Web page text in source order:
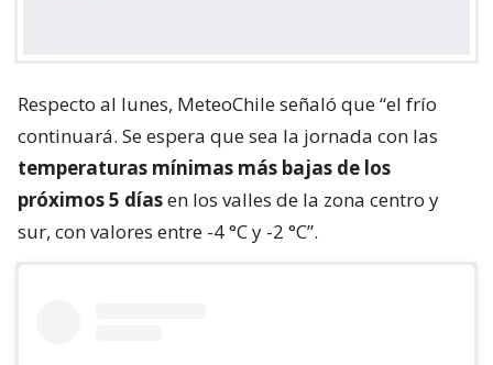
Respecto al lunes, MeteoChile señaló que “el frío
continuará. Se espera que sea la jornada con las
temperaturas mínimas más bajas de los
próximos 5 díasen los valles de la zona centro y
sur, con valores entre -4 °C y -2 °C”.